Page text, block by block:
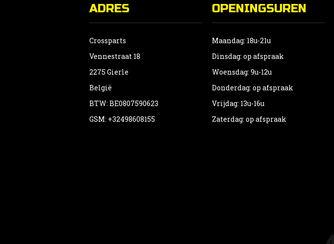
ADRES
Crossparts
Vennestraat 18
2275 Gierle
België
BTW: BE0807590623
GSM: +32498608155
OPENINGSUREN
Maandag: 18u-21u
Dinsdag: op afspraak
Woensdag: 9u-12u
Donderdag: op afspraak
Vrijdag: 13u-16u
Zaterdag: op afspraak